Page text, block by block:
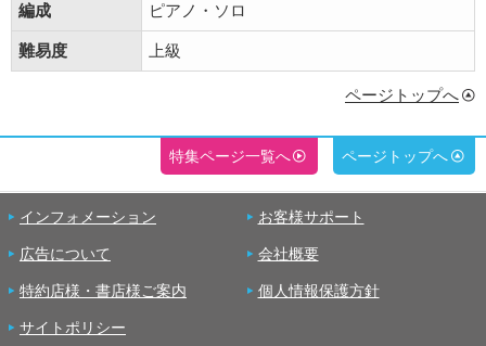
編成 ピアノ・ソロ
難易度 上級
ページトップへ
特集ページ一覧へ ページトップへ
インフォメーション お客様サポート
広告について 会社概要
特約店様・書店様ご案内 個人情報保護方針
サイトポリシー